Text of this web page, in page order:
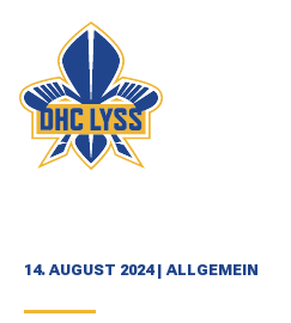
schliessen
CLUB
GESCHICHTE
14. AUGUST 2024 | ALLGEMEIN